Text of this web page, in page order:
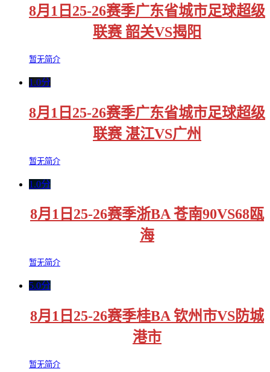
8月1日25-26赛季广东省城市足球超级
联赛 韶关VS揭阳
暂无简介
1.0分
8月1日25-26赛季广东省城市足球超级
联赛 湛江VS广州
暂无简介
1.0分
8月1日25-26赛季浙BA 苍南90VS68瓯
海
暂无简介
5.0分
8月1日25-26赛季桂BA 钦州市VS防城
港市
暂无简介